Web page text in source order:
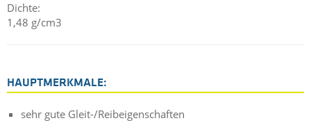
Dichte:
1,48 g/cm3
HAUPTMERKMALE:
sehr gute Gleit-/Reibeigenschaften